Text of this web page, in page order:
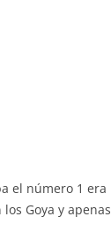
el número 1 era
Goya y apenas